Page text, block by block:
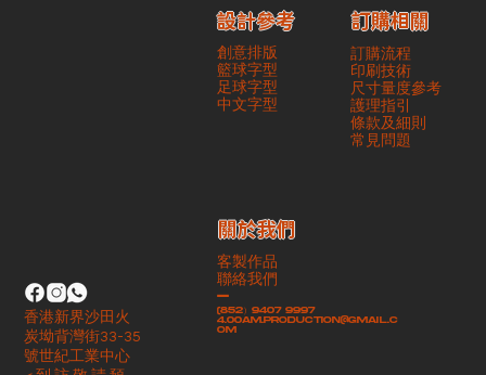
創意排版
籃球字型
足球字型
​中文字型
設計參考
訂購流程
印刷技術
尺寸量度參考
護理指引
條款及細則
​常見問題
訂購相關
客製作品
聯絡我們
-
(852）9407 9997
4.00am.production@gmail.c
om
​關於我們
香港新界沙田火
炭坳背灣街33-35
號世紀工業中心